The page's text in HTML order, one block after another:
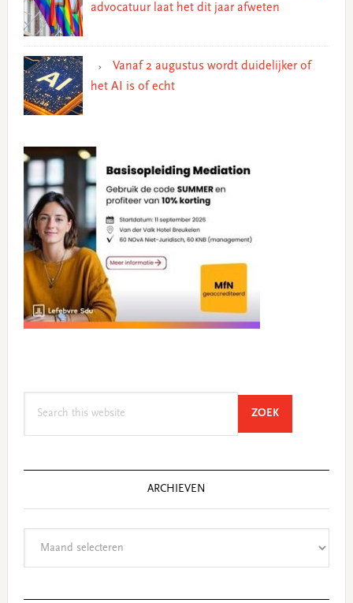
advocatuur laat het dit jaar afweten
Vanaf 2 augustus wordt duidelijker of
het AI is of echt
ZOEKSEARCH
ARCHIEVEN